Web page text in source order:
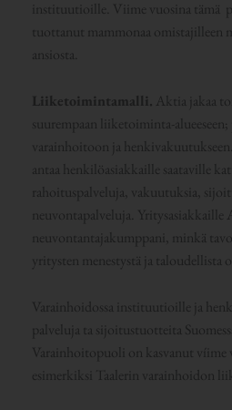
instituutioille. Viime vuosina tämä
tuottanut mammonaa omistajilleen
ansiosta.
Liiketoimintamalli. Aktia jakaa
suurempaan liiketoiminta-
varainhoitoon ja
antaa henkilöasiakkaille saataville
rahoituspalveluja, vakuutuksia,
neuvontapalveluja.
neuvontantajakumppani, minkä
yritysten menestystä ja taloudellista
Varainhoidossa instituutioille ja
palveluja ta sijoitustuotteita
Varainhoitopuoli on kasvanut víime
esimerkiksi Taalerin varainhoidon